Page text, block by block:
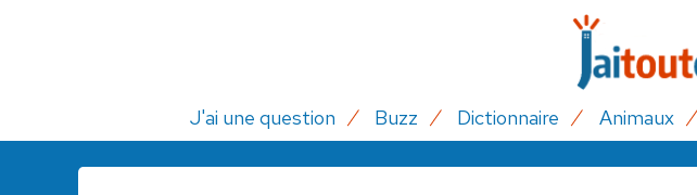
J'ai une question Buzz Dictionnaire Animaux